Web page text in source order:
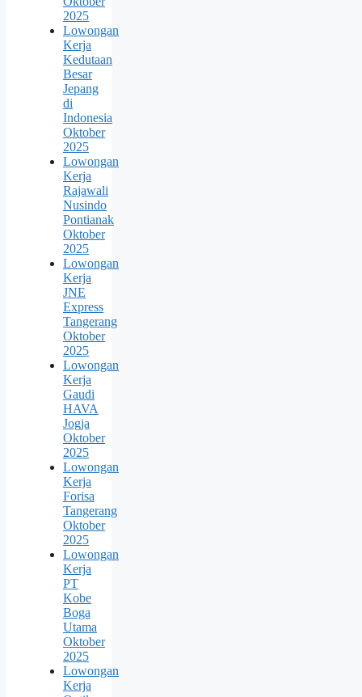
2025
Lowongan
Kerja
Kedutaan
Besar
Jepang
di
Indonesia
Oktober
2025
Lowongan
Kerja
Rajawali
Nusindo
Pontianak
Oktober
2025
Lowongan
Kerja
JNE
Express
Tangerang
Oktober
2025
Lowongan
Kerja
Gaudi
HAVA
Jogja
Oktober
2025
Lowongan
Kerja
Forisa
Tangerang
Oktober
2025
Lowongan
Kerja
PT
Kobe
Boga
Utama
Oktober
2025
Lowongan
Kerja